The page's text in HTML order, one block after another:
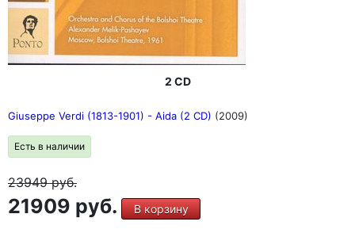
2 CD
Giuseppe Verdi (1813-1901) - Aida (2 CD) (2009)
Есть в наличии
23949руб.
21909 руб. В корзину